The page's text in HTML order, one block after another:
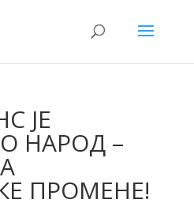
ЈЕ
НАРОД –
ПРОМЕНЕ!